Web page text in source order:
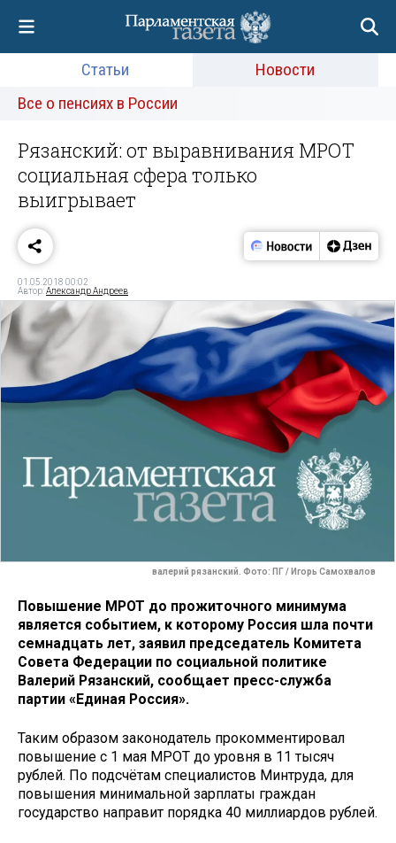
Статьи
Новости
Все о пенсиях в России
Рязанский: от выравнивания МРОТ
социальная сфера только
выигрывает
01.05.2018 00:02
Автор:Александр Андреев
валерий рязанский. Фото: ПГ / Игорь Самохвалов
Повышение МРОТ до прожиточного минимума
является событием, к которому Россия шла почти
семнадцать лет, заявил председатель Комитета
Совета Федерации по социальной политике
Валерий Рязанский, сообщает пресс-служба
партии «Единая Россия».
Таким образом законодатель прокомментировал
повышение с 1 мая МРОТ до уровня в 11 тысяч
рублей. По подсчётам специалистов Минтруда, для
повышения минимальной зарплаты граждан
государство направит порядка 40 миллиардов рублей.